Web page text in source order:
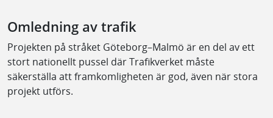
Omledning av trafik
Projekten på stråket Göteborg–Malmö är en del av ett
stort nationellt pussel där Trafikverket måste
säkerställa att framkomligheten är god, även när stora
projekt utförs.